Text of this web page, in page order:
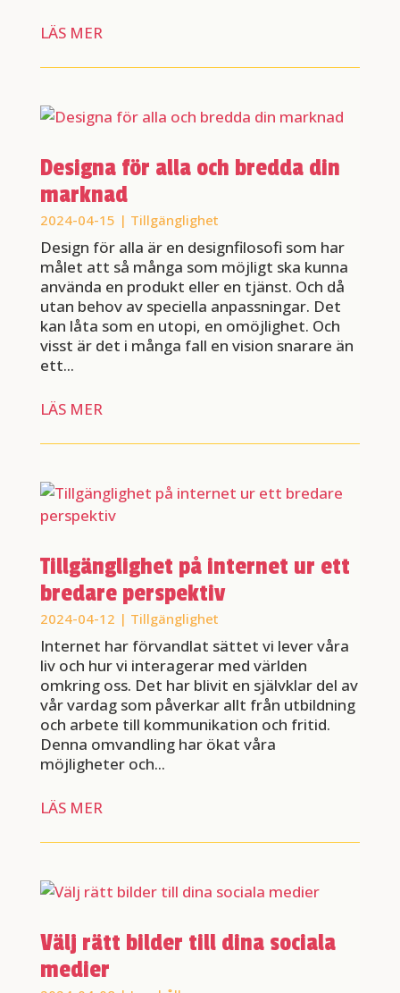
LÄS MER
Designa för alla och bredda din
marknad
2024-04-15 | Tillgänglighet
Design för alla är en designfilosofi som har
målet att så många som möjligt ska kunna
använda en produkt eller en tjänst. Och då
utan behov av speciella anpassningar. Det
kan låta som en utopi, en omöjlighet. Och
visst är det i många fall en vision snarare än
ett...
LÄS MER
Tillgänglighet på internet ur ett
bredare perspektiv
2024-04-12 | Tillgänglighet
Internet har förvandlat sättet vi lever våra
liv och hur vi interagerar med världen
omkring oss. Det har blivit en självklar del av
vår vardag som påverkar allt från utbildning
och arbete till kommunikation och fritid.
Denna omvandling har ökat våra
möjligheter och...
LÄS MER
Välj rätt bilder till dina sociala
medier